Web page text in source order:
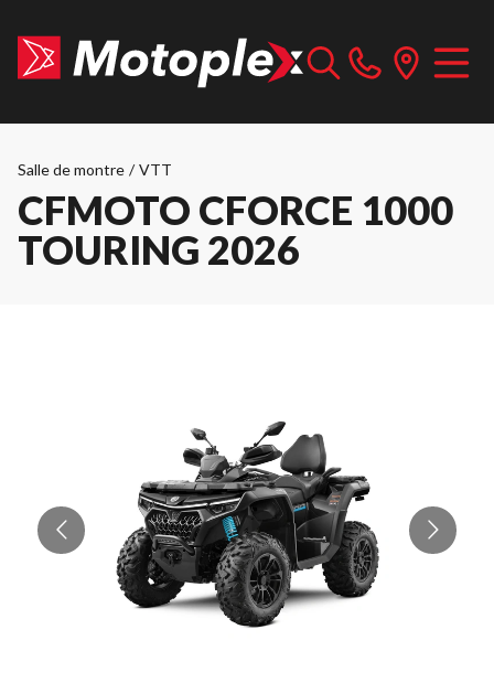
Salle de montre / VTT
CFMOTO CFORCE 1000
TOURING 2026